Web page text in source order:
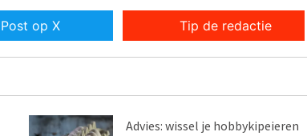
Post op X Tip de redactie
Advies: wissel je hobbykipeieren